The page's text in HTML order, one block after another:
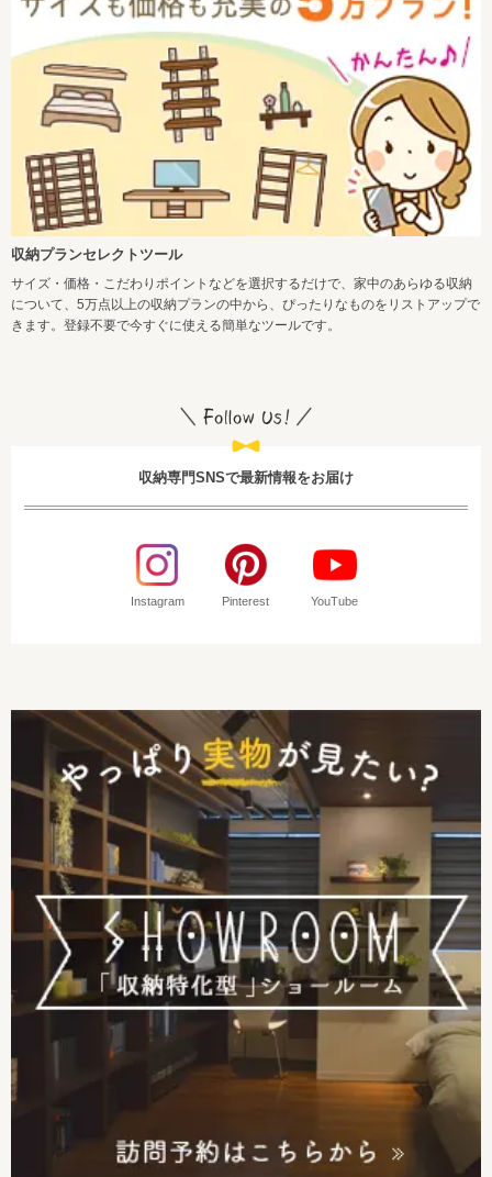
収納プランセレクトツール
サイズ・価格・こだわりポイントなどを選択するだけで、家中のあらゆる収納
について、5万点以上の収納プランの中から、ぴったりなものをリストアップで
きます。登録不要で今すぐに使える簡単なツールです。
収納専門SNSで最新情報をお届け
Instagram Pinterest YouTube